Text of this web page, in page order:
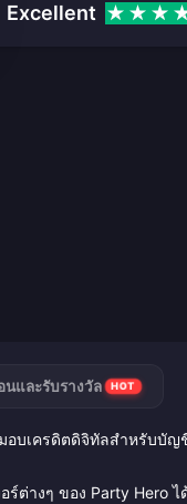
Excellent
นและรับรางวัล HOT
มอบเครดิตดิจิทัลสำหรับ
ร์ต่างๆ ของ Party Hero